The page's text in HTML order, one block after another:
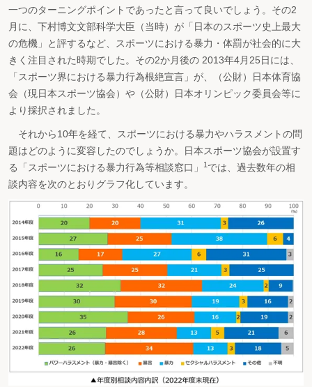
一つのターニングポイントであったと言って良いでしょう。その2
月に、下村博文文部科学大臣（当時）が「日本のスポーツ史上最大
の危機」と評するなど、スポーツにおける暴力・体罰が社会的に大
きく注目された時期でした。その2か月後の 2013年4月25日には、
「スポーツ界における暴力行為根絶宣言」が、（公財）日本体育協
会（現日本スポーツ協会）や（公財）日本オリンピック委員会等に
より採択されました。
それから10年を経て、スポーツにおける暴力やハラスメントの問
題はどのように変容したのでしょうか。日本スポーツ協会が設置す
る「スポーツにおける暴力行為等相談窓口」
1 では、過去数年の相
談内容を次のとおりグラフ化しています。